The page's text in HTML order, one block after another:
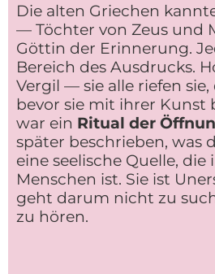
Die alten Griechen
— Töchter von Zeus und
Göttin der Erinnerung.
Bereich des Ausdrucks.
Vergil — sie alle riefen sie,
bevor sie mit ihrer Kunst
war ein Ritual der
später beschrieben, was
eine seelische Quelle, die
Menschen ist. Sie ist
geht darum nicht zu
zu hören.